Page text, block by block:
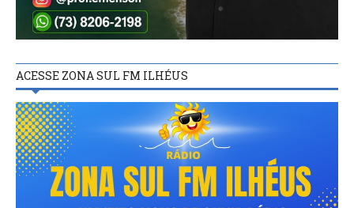
ACESSE ZONA SUL FM ILHÉUS